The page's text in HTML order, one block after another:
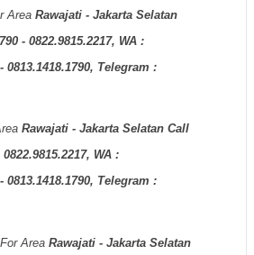
Area Rawajati - Jakarta Selatan
- 0822.9815.2217, WA :
0813.1418.1790, Telegram :
Rawajati - Jakarta Selatan Call
WA :
0813.1418.1790, Telegram :
For Area Rawajati - Jakarta Selatan